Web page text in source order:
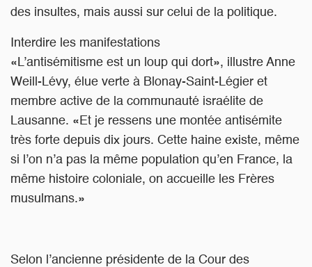
des insultes, mais aussi sur celui de la politique.
Interdire les manifestations
«L’antisémitisme est un loup qui dort», illustre Anne
Weill-Lévy, élue verte à Blonay-Saint-Légier et
membre active de la communauté israélite de
Lausanne. «Et je ressens une montée antisémite
très forte depuis dix jours. Cette haine existe, même
si l’on n’a pas la même population qu’en France, la
même histoire coloniale, on accueille les Frères
musulmans.»
Selon l’ancienne présidente de la Cour des